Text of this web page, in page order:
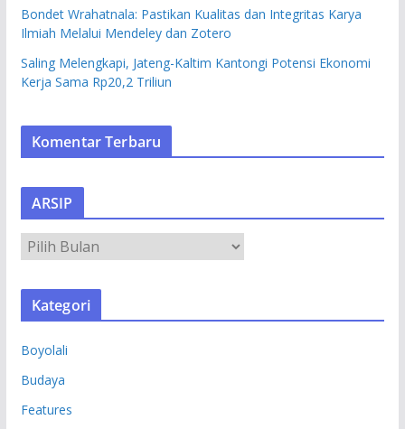
Bondet Wrahatnala: Pastikan Kualitas dan Integritas Karya
Ilmiah Melalui Mendeley dan Zotero
Saling Melengkapi, Jateng-Kaltim Kantongi Potensi Ekonomi
Kerja Sama Rp20,2 Triliun
Komentar Terbaru
ARSIP
R
S
Kategori
Boyolali
Budaya
Features